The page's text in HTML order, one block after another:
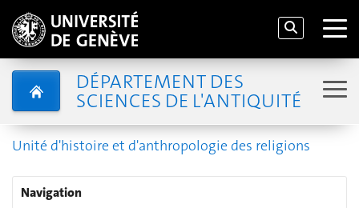
DÉPARTEMENT DES
SCIENCES DE L'ANTIQUITÉ
Unité d'histoire et d'anthropologie des religions
Navigation